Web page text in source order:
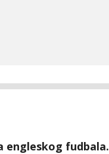
engleskog fudbala.